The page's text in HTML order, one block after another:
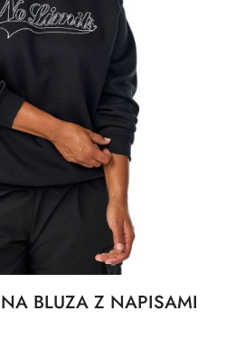
BLUZA Z NAPISAMI